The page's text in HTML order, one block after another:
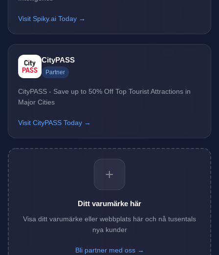
Visit Spiky.ai Today →
CityPASS
Partner
CityPASS - Save up to 50% Off Top Tourist Attractions in
Major Cities
Visit CityPASS Today →
+
Ditt varumärke här
Visa ditt varumärke eller webbplats här och nå tusentals
nya kunder
Bli partner med oss →